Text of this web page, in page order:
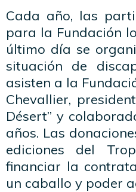
Cada año, las
para la Fundación
último día se
situación de
asisten a la
Chevallier,
Désert” y
años. Las
ediciones del
financiar la
un caballo y poder